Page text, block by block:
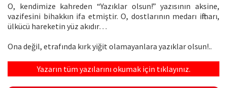
O, kendimize kahreden “Yazıklar olsun!” yazısının aksine,
vazifesini bihakkın ifa etmiştir. O, dostlarının medarı iftiharı,
ülkücü hareketin yüz akıdır…
Ona değil, etrafında kırk yiğit olamayanlara yazıklar olsun!..
Yazarın tüm yazılarını okumak için tıklayınız.